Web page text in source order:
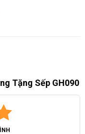
dịp lý tưởng để tặng
và động viên đối với
Tặng Sếp GH090